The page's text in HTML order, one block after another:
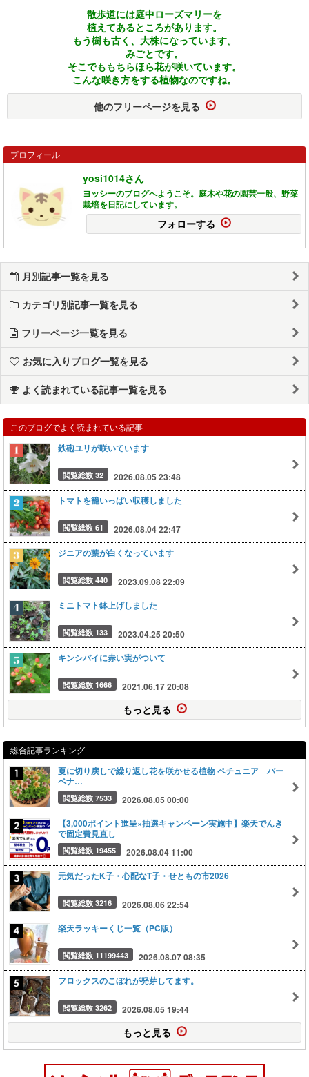
散歩道には庭中ローズマリーを
植えてあるところがあります。
もう樹も古く、大株になっています。
みごとです。
そこでももちらほら花が咲いています。
こんな咲き方をする植物なのですね。
他のフリーページを見る
プロフィール
yosi1014さん
ヨッシーのブログへようこそ。庭木や花の園芸一般、野菜
栽培を日記にしています。
フォローする
月別記事一覧を見る
カテゴリ別記事一覧を見る
フリーページ一覧を見る
お気に入りブログ一覧を見る
よく読まれている記事一覧を見る
このブログでよく読まれている記事
鉄砲ユリが咲いています
閲覧総数 32 2026.08.05 23:48
トマトを籠いっぱい収穫しました
閲覧総数 61 2026.08.04 22:47
ジニアの葉が白くなっています
閲覧総数 440 2023.09.08 22:09
ミニトマト鉢上げしました
閲覧総数 133 2023.04.25 20:50
キンシバイに赤い実がついて
閲覧総数 1666 2021.06.17 20:08
もっと見る
総合記事ランキング
夏に切り戻しで繰り返し花を咲かせる植物 ペチュニア バー
ベナ…
閲覧総数 7533 2026.08.05 00:00
【3,000ポイント進呈×抽選キャンペーン実施中】楽天でんき
で固定費見直し
閲覧総数 19455 2026.08.04 11:00
元気だったK子・心配なT子・せともの市2026
閲覧総数 3216 2026.08.06 22:54
楽天ラッキーくじ一覧（PC版）
閲覧総数 11199443 2026.08.07 08:35
フロックスのこぼれが発芽してます。
閲覧総数 3262 2026.08.05 19:44
もっと見る